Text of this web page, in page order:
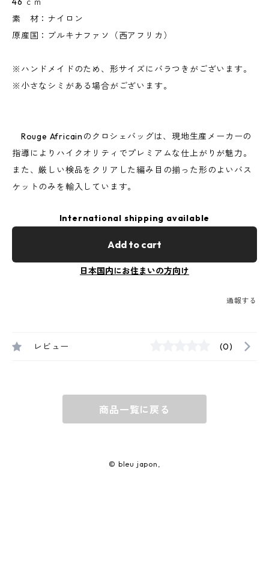
素 材：ナイロン
原産国：ブルキナファソ（西アフリカ）
※ハンドメイドのため、形サイズにバラつきがございます。
※小さなシミがある場合がございます。
Rouge Africainのクロシェバッグは、現地生産メーカーの
指導によりハイクオリティでプレミアムな仕上がりが魅力。
また、厳しい検品をクリアした編み目の揃った形のよいバス
ケットのみを輸入しています。
International shipping available
Add to cart
日本国内にお住まいの方向け
通報する
レビュー (0)
商品一覧に戻る
© bleu japon,